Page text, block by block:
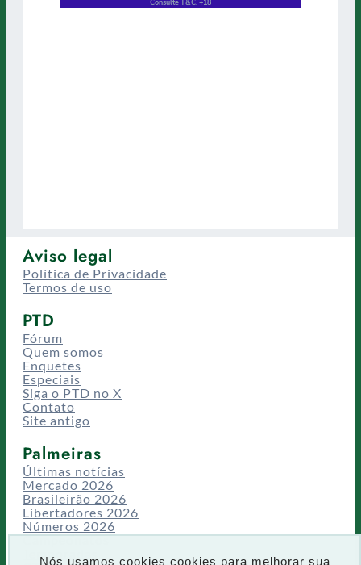
Nós usamos cookies cookies para melhorar sua
Aviso legal
Política de Privacidade
Termos de uso
PTD
Fórum
Quem somos
Enquetes
Especiais
Siga o PTD no X
Contato
Site antigo
Palmeiras
Últimas notícias
Mercado 2026
Brasileirão 2026
Libertadores 2026
Números 2026
Campeonatos
Temporadas